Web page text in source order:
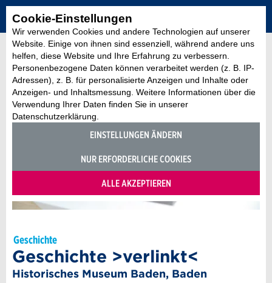
Cookie-Einstellungen
Wir verwenden Cookies und andere Technologien auf unserer
Website. Einige von ihnen sind essenziell, während andere uns
helfen, diese Website und Ihre Erfahrung zu verbessern.
Personenbezogene Daten können verarbeitet werden (z. B. IP-
Adressen), z. B. für personalisierte Anzeigen und Inhalte oder
Anzeigen- und Inhaltsmessung. Weitere Informationen über die
Verwendung Ihrer Daten finden Sie in unserer
Datenschutzerklärung.
EINSTELLUNGEN ÄNDERN
NUR ERFORDERLICHE COOKIES
ALLE AKZEPTIEREN
Geschichte
Geschichte >verlinkt<
Historisches Museum Baden, Baden